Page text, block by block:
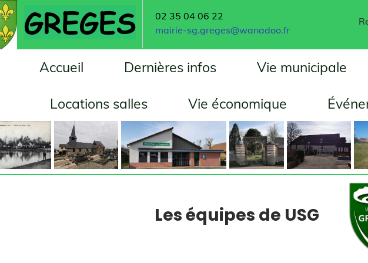
02 35 04 06 22
mairie-sg.greges@wanadoo.fr
Dernières infos Vie municipale École
Vie économique Événements
➙
Les équipes de USG